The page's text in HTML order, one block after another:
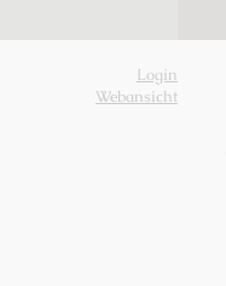
Login
Webansicht